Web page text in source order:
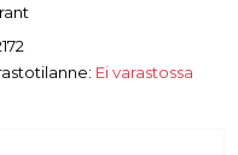
Ei varastossa